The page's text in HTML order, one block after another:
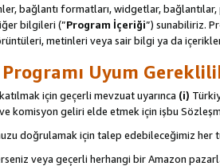
bağlantı formatları, widgetlar,
bilgileri (”Program İçeriği”) sunabiliriz.
metinleri veya sair bilgi ya da içerikleri
Programı Uyum
için geçerli mevzuat uyarınca (i)
komisyon geliri elde etmek için işbu
doğrulamak için talep edebileceğimiz
veya geçerli herhangi bir Amazon